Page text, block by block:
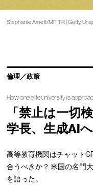
Stephanie Arnett/MITTR | Getty,
倫理／政策
How one elite university is
「禁止は一切
学長、生成AI
高等教育機関はチャット
合うべきか？ 米国の名門
を語った。